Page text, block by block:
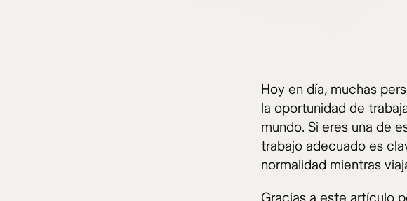
Hoy en día, muchas
la oportunidad de
mundo. Si eres una de
trabajo adecuado es
normalidad mientras